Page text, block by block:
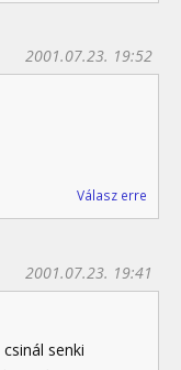
2001.07.23. 19:52
Válasz erre
2001.07.23. 19:41
senki